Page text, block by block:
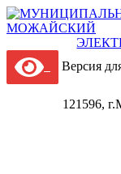
Версия
121596,